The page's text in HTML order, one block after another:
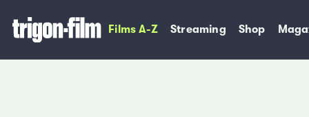
Films A-Z Streaming Shop